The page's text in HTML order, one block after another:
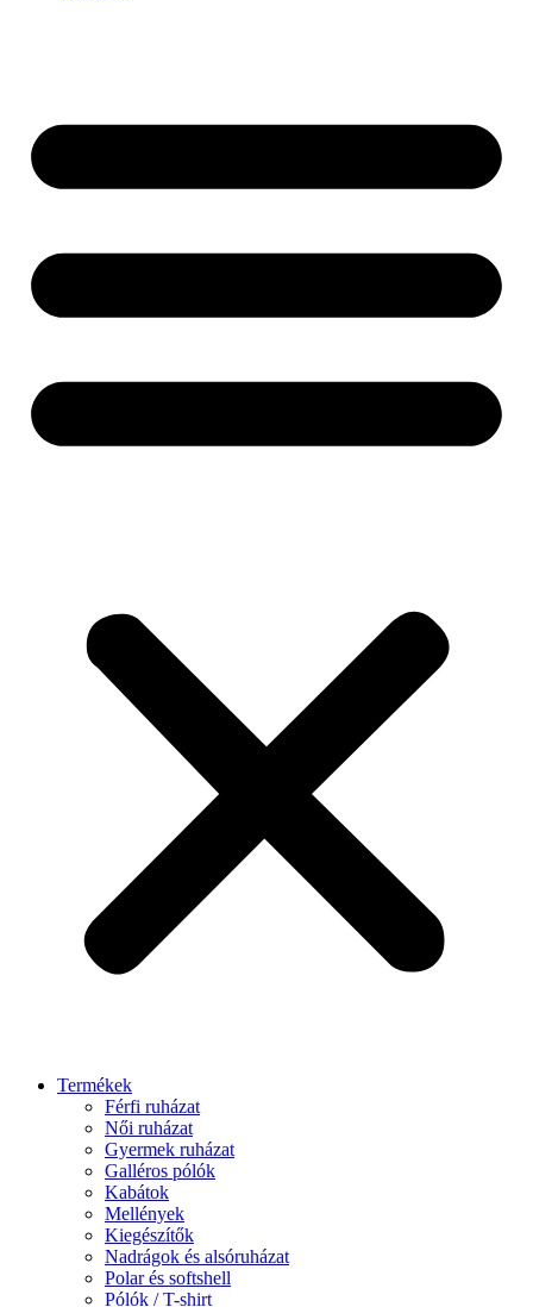
Termékek
Férfi ruházat
Női ruházat
Gyermek ruházat
Galléros pólók
Kabátok
Mellények
Kiegészítők
Nadrágok és alsóruházat
Polar és softshell
Pólók / T-shirt